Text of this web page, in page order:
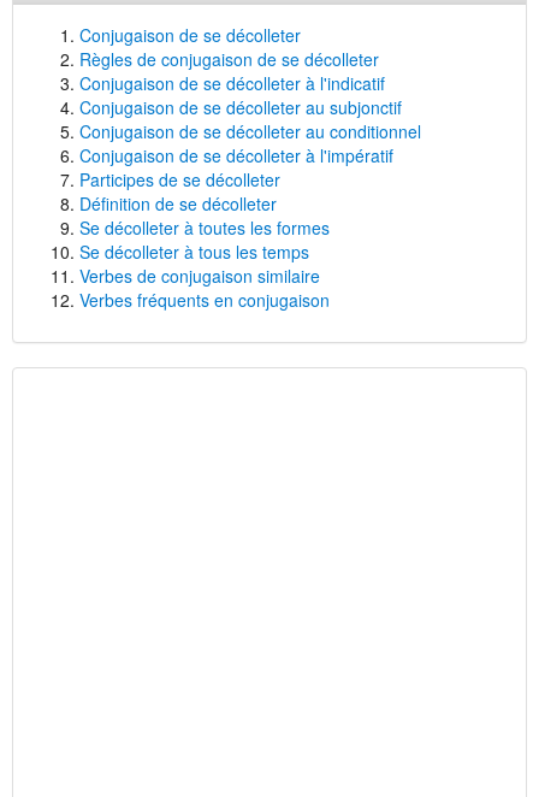
Conjugaison de se décolleter
Règles de conjugaison de se décolleter
Conjugaison de se décolleter à l'indicatif
Conjugaison de se décolleter au subjonctif
Conjugaison de se décolleter au conditionnel
Conjugaison de se décolleter à l'impératif
Participes de se décolleter
Définition de se décolleter
Se décolleter à toutes les formes
Se décolleter à tous les temps
Verbes de conjugaison similaire
Verbes fréquents en conjugaison